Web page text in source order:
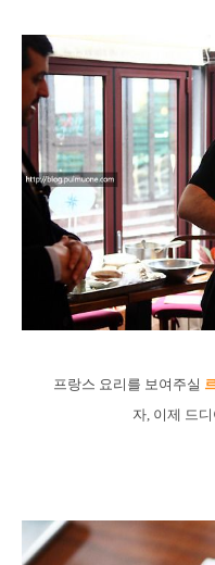
프랑스 요리를 보여주실
자, 이제 드